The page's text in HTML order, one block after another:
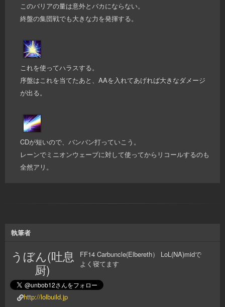
このバリアの量は意外とバカにならない。
終盤の集団戦でも大きな力を発揮する。
これを使ってハラスする。
序盤はこれを当てたあと、AAを入れてあげれば大きなダメージ
が出る。
CDが短いので、バンバン打っていこう。
レーンでミニオンウェーブに対して使ってからリコールするのも
全然アリ。
執筆者
うぼん(吐息
厨)
http://lolbuild.jp
FF14 Carbuncle(Elbereth） LoL(NA)midで
よく寝てます